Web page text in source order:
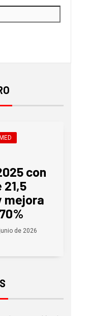
con
mejora
de 2026